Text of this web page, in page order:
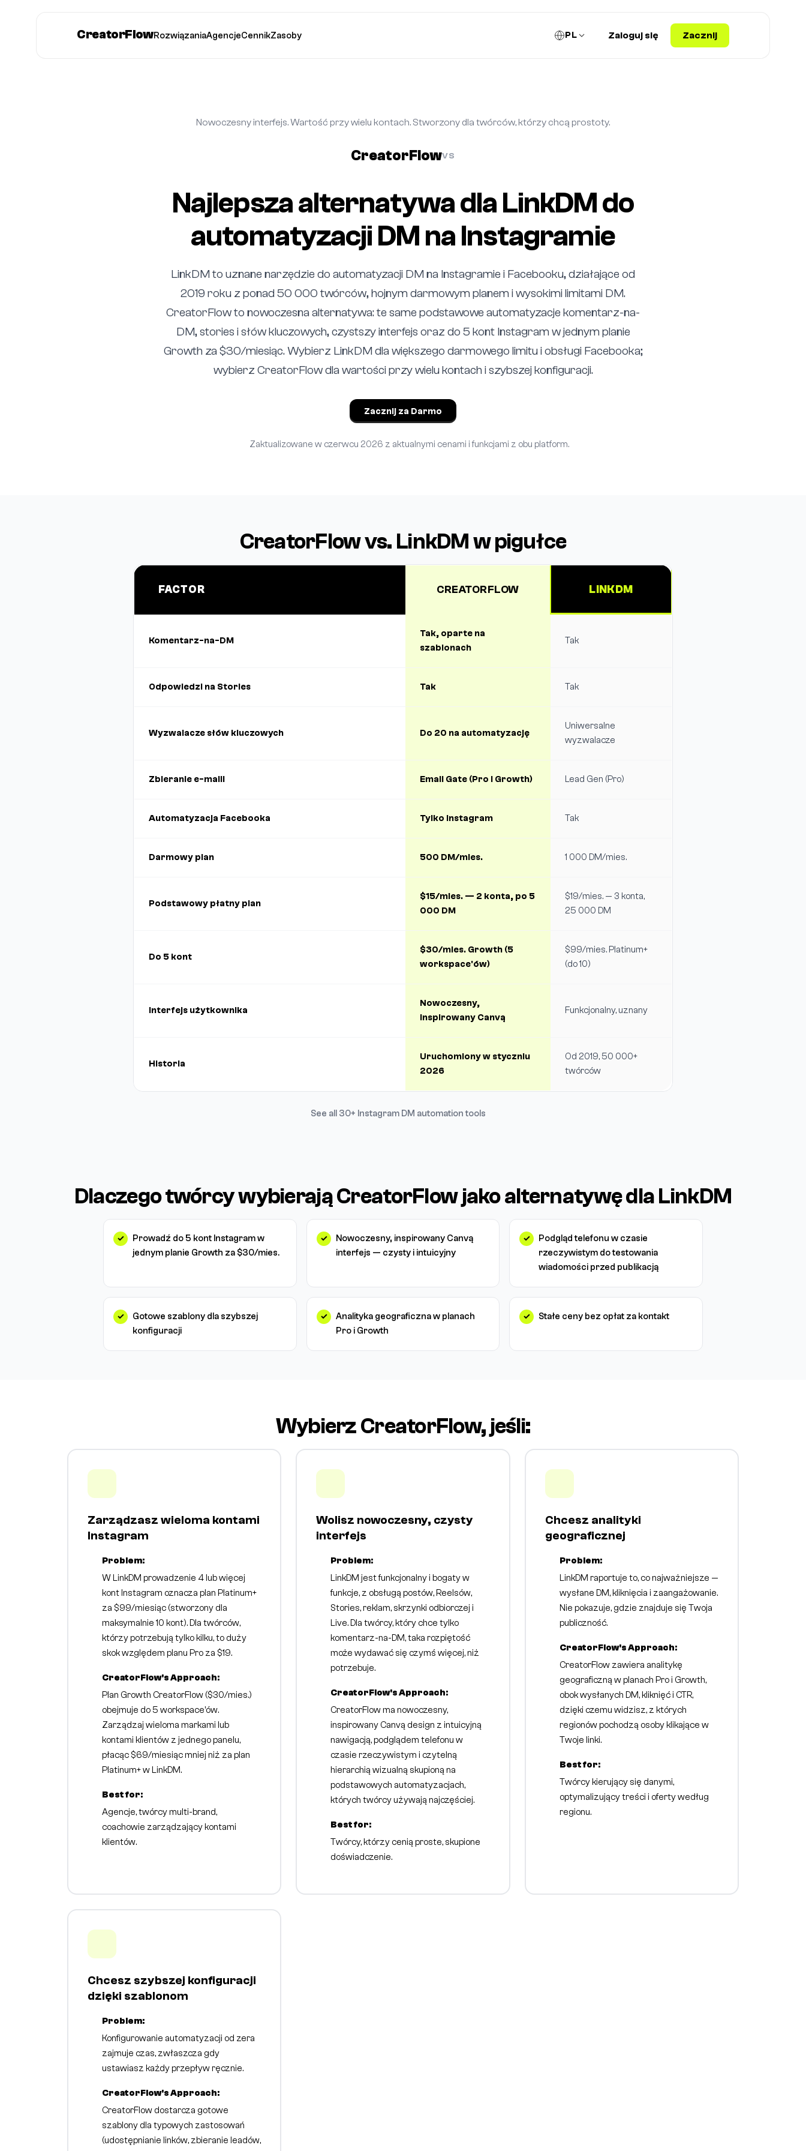
CreatorFlowRozwiązaniaAgencjeCennikZasoby PL Zaloguj się Zacznij
Nowoczesny interfejs. Wartość przy wielu kontach. Stworzony dla twórców, którzy chcą prostoty.
CreatorFlowVS
Najlepsza alternatywa dla LinkDM do
automatyzacji DM na Instagramie
LinkDM to uznane narzędzie do automatyzacji DM na Instagramie i Facebooku, działające od
2019 roku z ponad 50 000 twórców, hojnym darmowym planem i wysokimi limitami DM.
CreatorFlow to nowoczesna alternatywa: te same podstawowe automatyzacje komentarz-na-
DM, stories i słów kluczowych, czystszy interfejs oraz do 5 kont Instagram w jednym planie
Growth za $30/miesiąc. Wybierz LinkDM dla większego darmowego limitu i obsługi Facebooka;
wybierz CreatorFlow dla wartości przy wielu kontach i szybszej konfiguracji.
Zacznij za Darmo
Zaktualizowane w czerwcu 2026 z aktualnymi cenami i funkcjami z obu platform.
CreatorFlow vs. LinkDM w pigułce
FACTOR CREATORFLOW LINKDM
Komentarz-na-DM
Tak, oparte na
szablonach
Tak
Odpowiedzi na Stories Tak Tak
Wyzwalacze słów kluczowych Do 20 na automatyzację
Uniwersalne
wyzwalacze
Zbieranie e-maili Email Gate (Pro i Growth) Lead Gen (Pro)
Automatyzacja Facebooka Tylko Instagram Tak
Darmowy plan 500 DM/mies. 1 000 DM/mies.
Podstawowy płatny plan
$15/mies. — 2 konta, po 5
000 DM
$19/mies. — 3 konta,
25 000 DM
Do 5 kont
$30/mies. Growth (5
workspace'ów)
$99/mies. Platinum+
(do 10)
Interfejs użytkownika
Nowoczesny,
inspirowany Canvą
Funkcjonalny, uznany
Historia
Uruchomiony w styczniu
2026
Od 2019, 50 000+
twórców
See all 30+ Instagram DM automation tools
Dlaczego twórcy wybierają CreatorFlow jako alternatywę dla LinkDM
Prowadź do 5 kont Instagram w
jednym planie Growth za $30/mies.
Nowoczesny, inspirowany Canvą
interfejs — czysty i intuicyjny
Podgląd telefonu w czasie
rzeczywistym do testowania
wiadomości przed publikacją
Gotowe szablony dla szybszej
konfiguracji
Analityka geograficzna w planach
Pro i Growth
Stałe ceny bez opłat za kontakt
Wybierz CreatorFlow, jeśli:
Zarządzasz wieloma kontami
Instagram
Problem:
W LinkDM prowadzenie 4 lub więcej
kont Instagram oznacza plan Platinum+
za $99/miesiąc (stworzony dla
maksymalnie 10 kont). Dla twórców,
którzy potrzebują tylko kilku, to duży
skok względem planu Pro za $19.
CreatorFlow's Approach:
Plan Growth CreatorFlow ($30/mies.)
obejmuje do 5 workspace'ów.
Zarządzaj wieloma markami lub
kontami klientów z jednego panelu,
płacąc $69/miesiąc mniej niż za plan
Platinum+ w LinkDM.
Best for:
Agencje, twórcy multi-brand,
coachowie zarządzający kontami
klientów.
Wolisz nowoczesny, czysty
interfejs
Problem:
LinkDM jest funkcjonalny i bogaty w
funkcje, z obsługą postów, Reelsów,
Stories, reklam, skrzynki odbiorczej i
Live. Dla twórcy, który chce tylko
komentarz-na-DM, taka rozpiętość
może wydawać się czymś więcej, niż
potrzebuje.
CreatorFlow's Approach:
CreatorFlow ma nowoczesny,
inspirowany Canvą design z intuicyjną
nawigacją, podglądem telefonu w
czasie rzeczywistym i czytelną
hierarchią wizualną skupioną na
podstawowych automatyzacjach,
których twórcy używają najczęściej.
Best for:
Twórcy, którzy cenią proste, skupione
doświadczenie.
Chcesz analityki
geograficznej
Problem:
LinkDM raportuje to, co najważniejsze —
wysłane DM, kliknięcia i zaangażowanie.
Nie pokazuje, gdzie znajduje się Twoja
publiczność.
CreatorFlow's Approach:
CreatorFlow zawiera analitykę
geograficzną w planach Pro i Growth,
obok wysłanych DM, kliknięć i CTR,
dzięki czemu widzisz, z których
regionów pochodzą osoby klikające w
Twoje linki.
Best for:
Twórcy kierujący się danymi,
optymalizujący treści i oferty według
regionu.
Chcesz szybszej konfiguracji
dzięki szablonom
Problem:
Konfigurowanie automatyzacji od zera
zajmuje czas, zwłaszcza gdy
ustawiasz każdy przepływ ręcznie.
CreatorFlow's Approach:
CreatorFlow dostarcza gotowe
szablony dla typowych zastosowań
(udostępnianie linków, zbieranie leadów,